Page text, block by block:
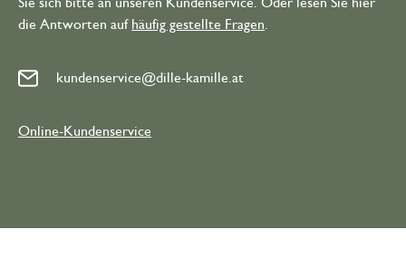
die Antworten auf häufig gestellte Fragen
kundenservice@dille-kamille.at
Online-Kundenservice